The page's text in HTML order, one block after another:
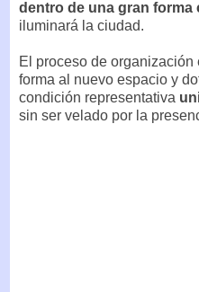
dentro de una gran forma
iluminará la ciudad.
El proceso de organización
forma al nuevo espacio y
condición representativa
sin ser velado por la